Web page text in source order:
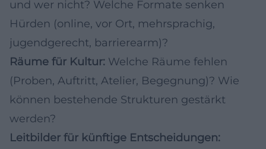
und wer nicht? Welche Formate senken
Hürden (online, vor Ort, mehrsprachig,
jugendgerecht, barrierearm)?
Räume für Kultur: Welche Räume fehlen
(Proben, Auftritt, Atelier, Begegnung)? Wie
können bestehende Strukturen gestärkt
werden?
Leitbilder für künftige Entscheidungen: